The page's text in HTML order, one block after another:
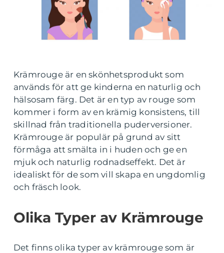
Krämrouge är en skönhetsprodukt som
används för att ge kinderna en naturlig och
hälsosam färg. Det är en typ av rouge som
kommer i form av en krämig konsistens, till
skillnad från traditionella puderversioner.
Krämrouge är populär på grund av sitt
förmåga att smälta in i huden och ge en
mjuk och naturlig rodnadseffekt. Det är
idealiskt för de som vill skapa en ungdomlig
och fräsch look.
Olika Typer av Krämrouge
Det finns olika typer av krämrouge som är